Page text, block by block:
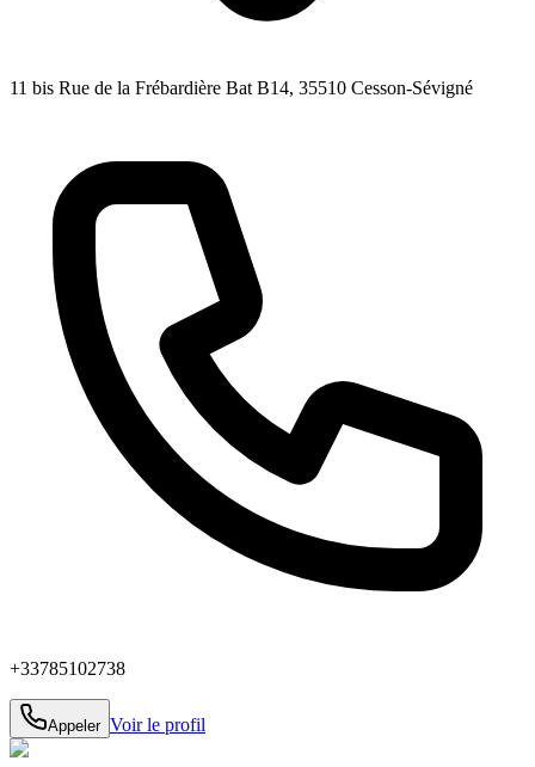
11 bis Rue de la Frébardière Bat B14, 35510 Cesson-Sévigné
+33785102738
Appeler Voir le profil